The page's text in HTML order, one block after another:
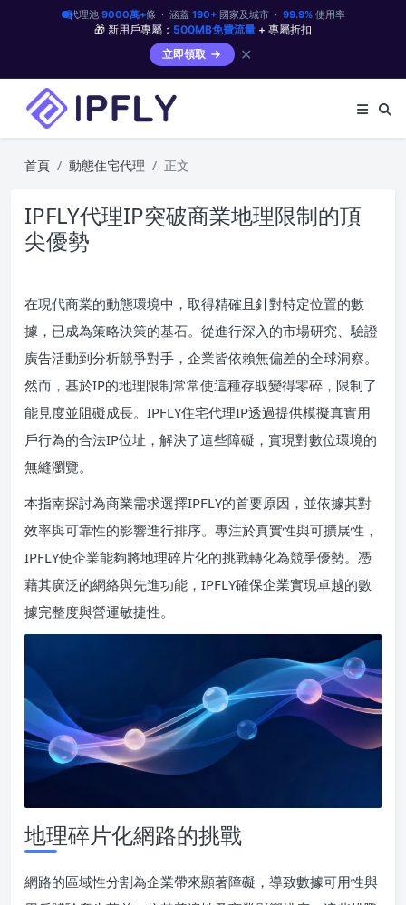
代理池 9000萬+條 · 涵蓋 190+國家及城市 · 99.9%使用率
🎁 新用戶專屬： 500MB免費流量 + 專屬折扣
立即領取
✕
首頁 動態住宅代理 正文
IPFLY代理IP突破商業地理限制的頂
尖優勢
在現代商業的動態環境中，取得精確且針對特定位置的數
據，已成為策略決策的基石。從進行深入的市場研究、驗證
廣告活動到分析競爭對手，企業皆依賴無偏差的全球洞察。
然而，基於IP的地理限制常常使這種存取變得零碎，限制了
能見度並阻礙成長。IPFLY住宅代理IP透過提供模擬真實用
戶行為的合法IP位址，解決了這些障礙，實現對數位環境的
無縫瀏覽。
本指南探討為商業需求選擇IPFLY的首要原因，並依據其對
效率與可靠性的影響進行排序。專注於真實性與可擴展性，
IPFLY使企業能夠將地理碎片化的挑戰轉化為競爭優勢。憑
藉其廣泛的網絡與先進功能，IPFLY確保企業實現卓越的數
據完整度與營運敏捷性。
地理碎片化網路的挑戰
網路的區域性分割為企業帶來顯著障礙，導致數據可用性與